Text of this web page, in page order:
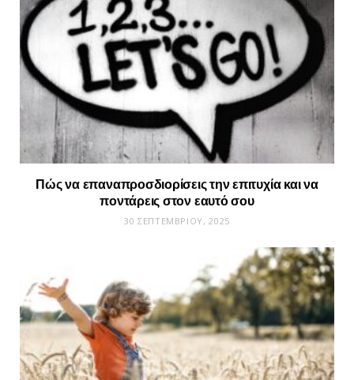
Πώς να επαναπροσδιορίσεις την επιτυχία και να
ποντάρεις στον εαυτό σου
30 ΣΕΠΤΕΜΒΡΊΟΥ, 2025